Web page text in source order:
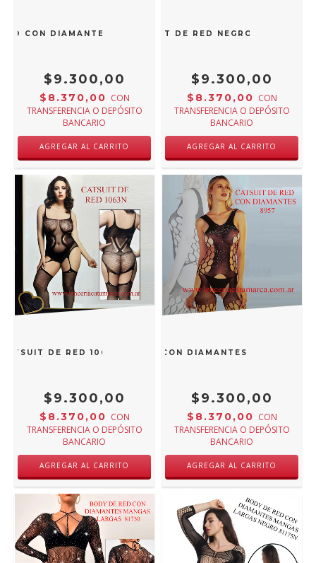
CON DIAMANTES NEGRO 8960N
$9.300,00
$8.370,00 CON
TRANSFERENCIA O DEPÓSITO
BANCARIO
AGREGAR AL CARRITO
CATSUIT DE RED NEGRO 8847N
$9.300,00
$8.370,00 CON
TRANSFERENCIA O DEPÓSITO
BANCARIO
AGREGAR AL CARRITO
CATSUIT DE RED 1063N
$9.300,00
$8.370,00 CON
TRANSFERENCIA O DEPÓSITO
BANCARIO
AGREGAR AL CARRITO
CATSUIT DE RED CON DIAMANTES NEGRO IMP-
$9.300,00
$8.370,00 CON
TRANSFERENCIA O DEPÓSITO
BANCARIO
AGREGAR AL CARRITO